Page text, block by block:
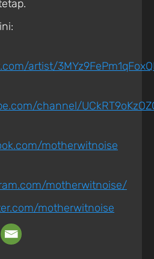
artist/
channel/
motherwitnoise
motherwitnoise/
motherwitnoise